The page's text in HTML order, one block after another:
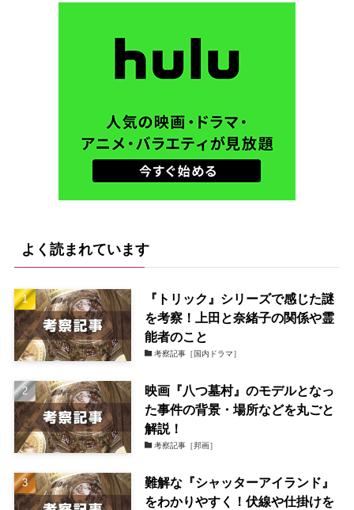
よく読まれています
『トリック』シリーズで感じた謎
を考察！上田と奈緒子の関係や霊
能者のこと
考察記事［国内ドラマ］
映画『八つ墓村』のモデルとなっ
た事件の背景・場所などを丸ごと
解説！
考察記事［邦画］
難解な『シャッターアイランド』
をわかりやすく！伏線や仕掛けを